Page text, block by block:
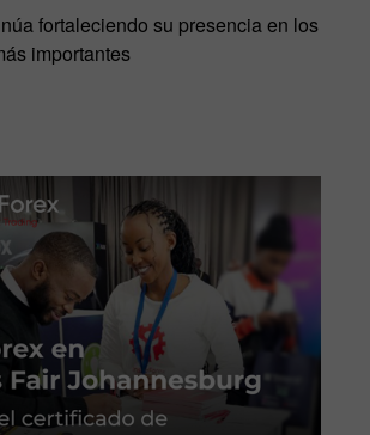
fortaleciendo su presencia en los
importantes